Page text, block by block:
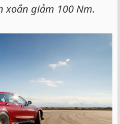
xoắn giảm 100 Nm.